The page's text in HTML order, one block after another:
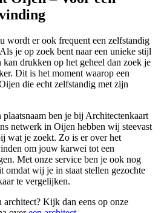
wordt er ook frequent een zelfstandig
je op zoek bent naar een unieke stijl
kan drukken op het geheel dan zoek je
Dit is het moment waarop een
die echt zelfstandig met zijn
ben je bij Architectenkaart
netwerk in Oijen hebben wij steevast
wat je zoekt. Zo is er over het
om jouw karwei tot een
Met onze service ben je ook nog
omdat wij je in staat stellen gezochte
te vergelijken.
architect? Kijk dan eens op onze